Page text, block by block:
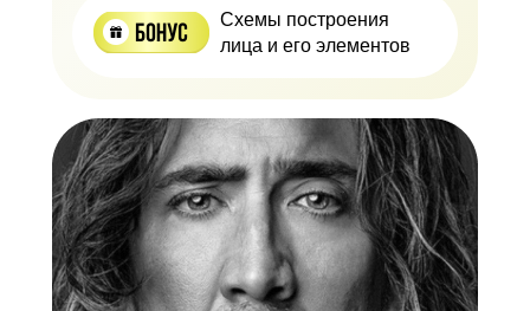
Схемы построения
лица и его элементов